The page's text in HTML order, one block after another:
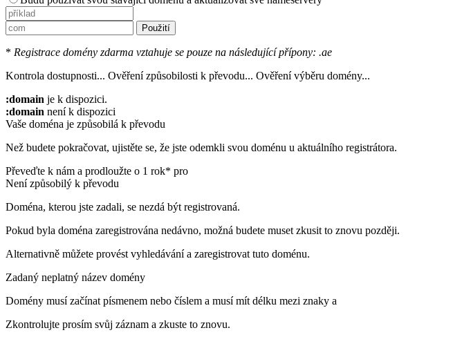
Použití
* Registrace domény zdarma vztahuje se pouze na následující přípony: .ae
Kontrola dostupnosti... Ověření způsobilosti k převodu... Ověření výběru domény...
:domain je k dispozici.
:domain není k dispozici
Vaše doména je způsobilá k převodu
Než budete pokračovat, ujistěte se, že jste odemkli svou doménu u aktuálního registrátora.
Převeďte k nám a prodloužte o 1 rok* pro
Není způsobilý k převodu
Doména, kterou jste zadali, se nezdá být registrovaná.
Pokud byla doména zaregistrována nedávno, možná budete muset zkusit to znovu později.
Alternativně můžete provést vyhledávání a zaregistrovat tuto doménu.
Zadaný neplatný název domény
Domény musí začínat písmenem nebo číslem a musí mít délku mezi znaky a
Zkontrolujte prosím svůj záznam a zkuste to znovu.